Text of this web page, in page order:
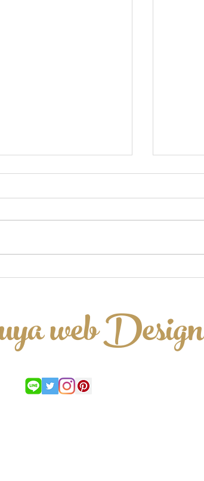
web Design